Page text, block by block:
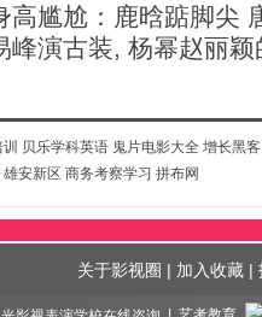
高尴尬：鹿晗踮脚尖
峰演古装, 杨幂赵丽
贝乐学科英语 鬼片电影大全 增长黑客
雄安新区 商务考察学习 拼布网
关于影视圈 | 加入收藏 |